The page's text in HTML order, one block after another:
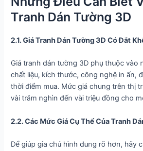
Tranh Dán Tường 3D
2.1. Giá Tranh Dán Tường 3D Có Đắt
Giá tranh dán tường 3D phụ thuộc vào
chất liệu, kích thước, công nghệ in ấn,
thời điểm mua. Mức giá chung trên thị
vài trăm nghìn đến vài triệu đồng cho
2.2. Các Mức Giá Cụ Thể Của Tranh
Để giúp gia chủ hình dung rõ hơn, hãy